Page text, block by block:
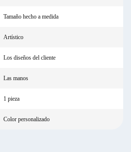
Tamaño hecho a medida
Artístico
Los diseños del cliente
Las manos
1 pieza
Color personalizado